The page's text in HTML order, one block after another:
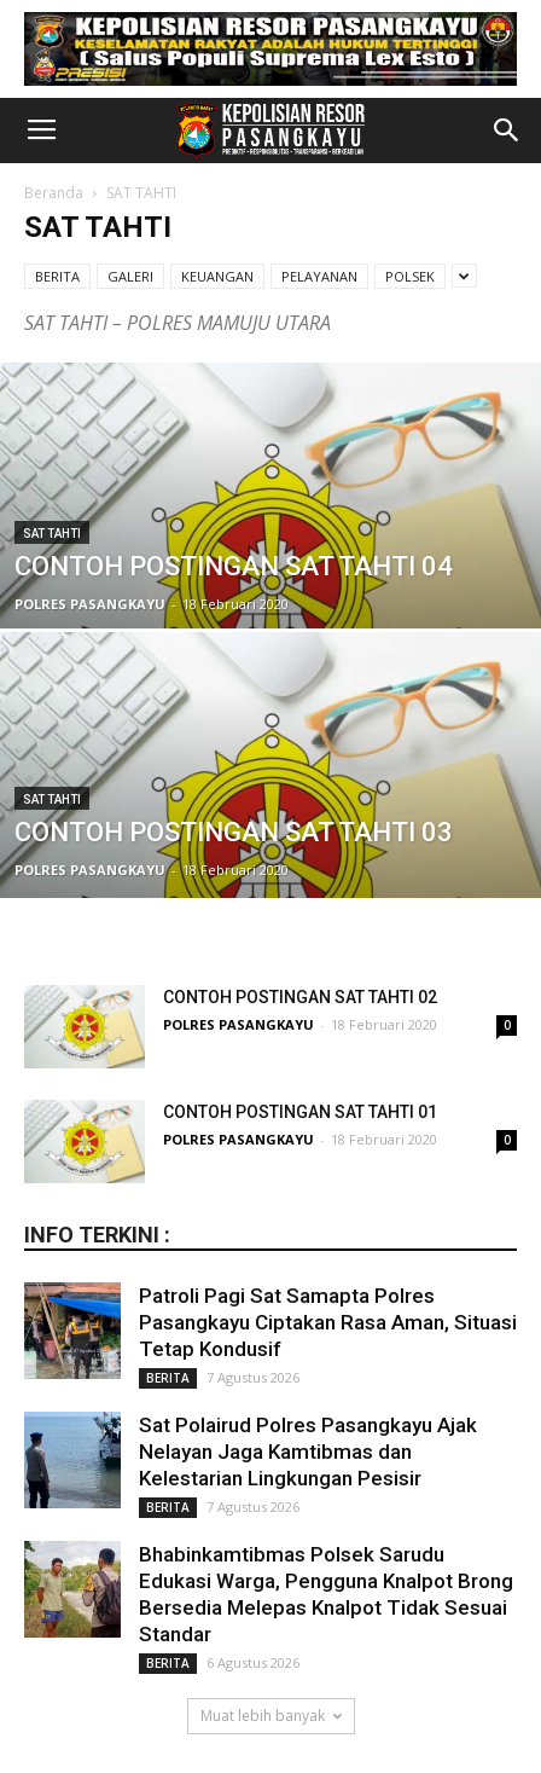
Beranda SAT TAHTI
SAT TAHTI
BERITA GALERI KEUANGAN PELAYANAN POLSEK
SAT TAHTI – POLRES MAMUJU UTARA
SAT TAHTI
CONTOH POSTINGAN SAT TAHTI 04
POLRES PASANGKAYU - 18 Februari 2020
SAT TAHTI
CONTOH POSTINGAN SAT TAHTI 03
POLRES PASANGKAYU - 18 Februari 2020
CONTOH POSTINGAN SAT TAHTI 02
POLRES PASANGKAYU - 18 Februari 2020 0
CONTOH POSTINGAN SAT TAHTI 01
POLRES PASANGKAYU - 18 Februari 2020 0
INFO TERKINI :
Patroli Pagi Sat Samapta Polres
Pasangkayu Ciptakan Rasa Aman, Situasi
Tetap Kondusif
BERITA 7 Agustus 2026
Sat Polairud Polres Pasangkayu Ajak
Nelayan Jaga Kamtibmas dan
Kelestarian Lingkungan Pesisir
BERITA 7 Agustus 2026
Bhabinkamtibmas Polsek Sarudu
Edukasi Warga, Pengguna Knalpot Brong
Bersedia Melepas Knalpot Tidak Sesuai
Standar
BERITA 6 Agustus 2026
Muat lebih banyak